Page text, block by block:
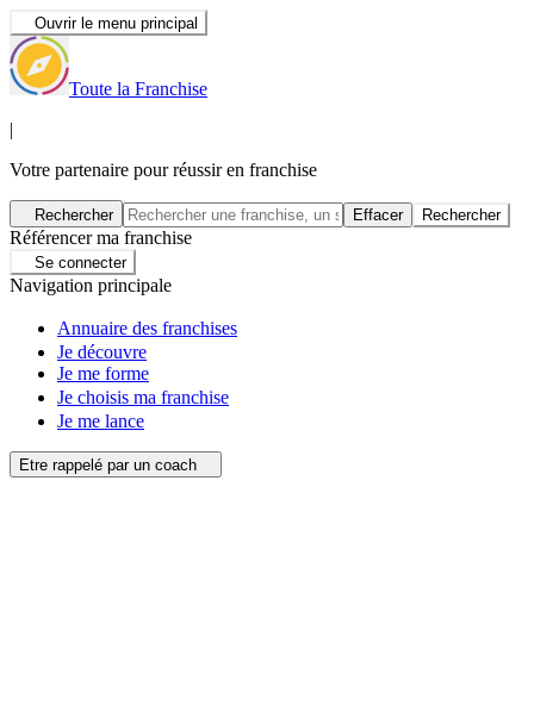
Ouvrir le menu principal
Toute la Franchise
|
Votre partenaire pour réussir en franchise
Rechercher Effacer Rechercher
Référencer ma franchise
Se connecter
Navigation principale
Annuaire des franchises
Je découvre
Je me forme
Je choisis ma franchise
Je me lance
Etre rappelé par un coach